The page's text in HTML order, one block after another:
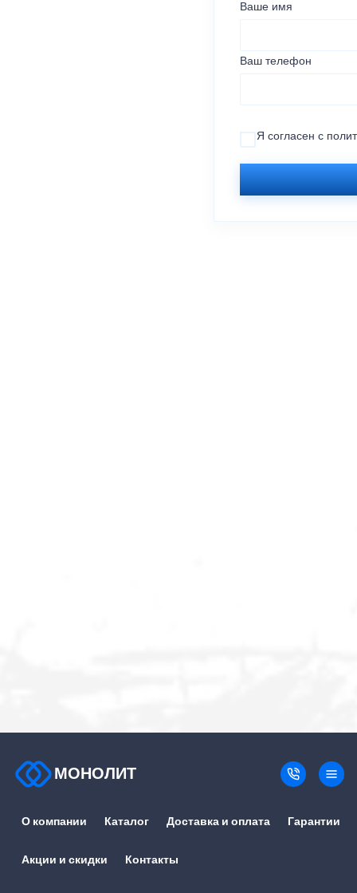
Ваше имя
Ваш телефон
Я согласен с
МОНОЛИТ
О компании Каталог Доставка и оплата Гарантии
Акции и скидки Контакты